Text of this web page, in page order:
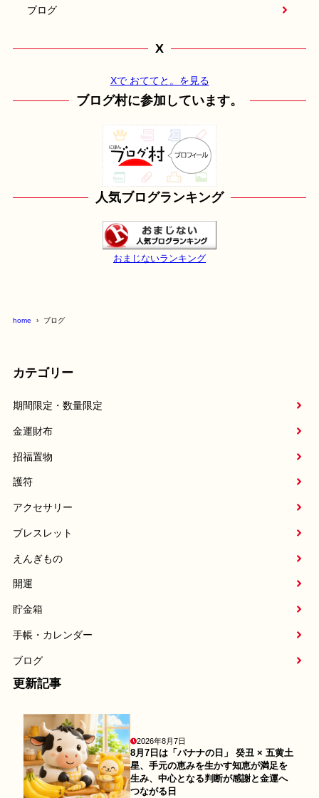
ブログ
X
Xで おててと。を見る
ブログ村に参加しています。
人気ブログランキング
おまじないランキング
home ブログ
カテゴリー
期間限定・数量限定
金運財布
招福置物
護符
アクセサリー
ブレスレット
えんぎもの
開運
貯金箱
手帳・カレンダー
ブログ
更新記事
2026年8月7日
8月7日は「バナナの日」 癸丑 × 五黄土
星、手元の恵みを生かす知恵が満足を
生み、中心となる判断が感謝と金運へ
つながる日